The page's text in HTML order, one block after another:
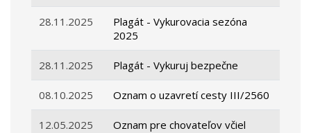
28.11.2025
Plagát - Vykurovacia sezóna
2025
28.11.2025 Plagát - Vykuruj bezpečne
08.10.2025 Oznam o uzavretí cesty III/2560
12.05.2025 Oznam pre chovateľov včiel